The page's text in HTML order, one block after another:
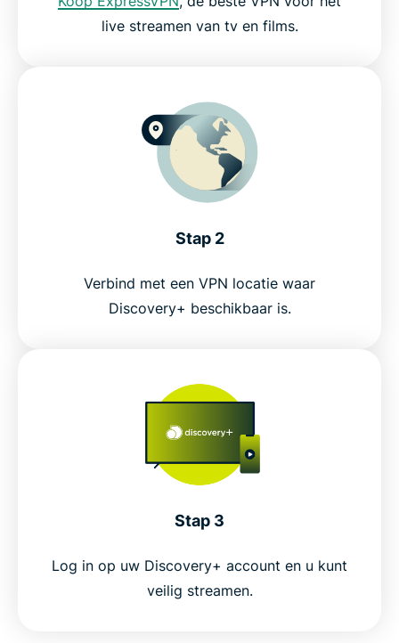
Servers overal ter wereld
Probeer vandaag nog een VPN voor Discovery+
live streamen van tv en films.
Stap 2
Verbind met een VPN locatie waar
Discovery+ beschikbaar is.
Stap 3
Log in op uw Discovery+ account en u kunt
veilig streamen.